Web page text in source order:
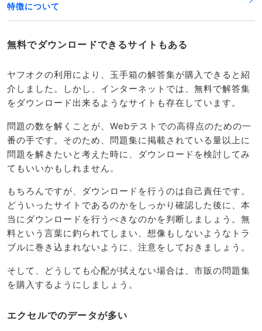
特徴について
無料でダウンロードできるサイトもある
ヤフオクの利用により、玉手箱の解答集が購入できると紹
介しました。しかし、インターネットでは、無料で解答集
をダウンロード出来るようなサイトも存在しています。
問題の数を解くことが、Webテストでの高得点のための一
番の手です。そのため、問題集に掲載されている量以上に
問題を解きたいと考えた時に、ダウンロードを検討してみ
てもいいかもしれません。
もちろんですが、ダウンロードを行うのは自己責任です。
どういったサイトであるのかをしっかり確認した後に、本
当にダウンロードを行うべきなのかを判断しましょう。無
料という言葉に釣られてしまい、想像もしないようなトラ
ブルに巻き込まれないように、注意をしておきましょう。
そして、どうしても心配が拭えない場合は、市販の問題集
を購入するようにしましょう。
エクセルでのデータが多い